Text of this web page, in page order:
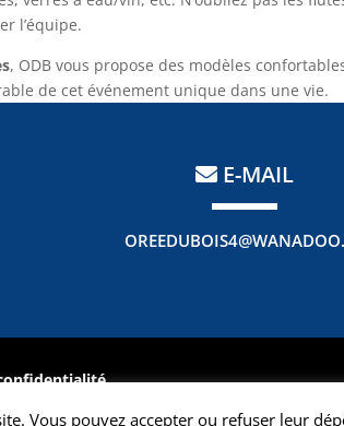
l’équipe.
, ODB vous propose des modèles
de cet événement unique dans une vie.
E-MAIL
Vous pouvez accepter ou refuser leur